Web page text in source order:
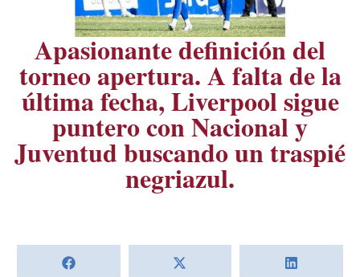
Apasionante definición del
torneo apertura. A falta de la
última fecha, Liverpool sigue
puntero con Nacional y
Juventud buscando un traspié
negriazul.